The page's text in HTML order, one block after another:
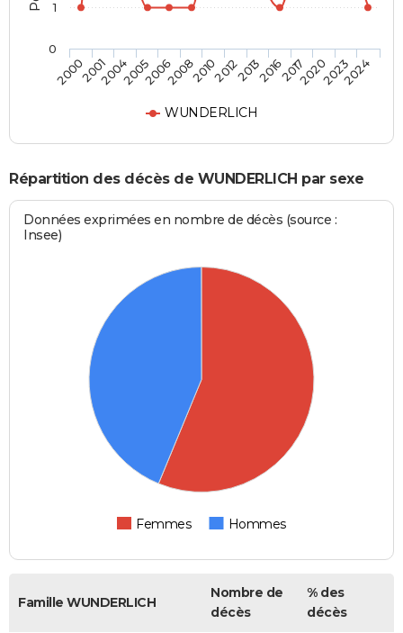
WUNDERLICH
20002001200420052006200820102012201320162017202020232024
0
1
Répartition des décès de WUNDERLICH par sexe
Données exprimées en nombre de décès (source :
Insee)
Femmes Hommes
Famille WUNDERLICH
Nombre de
décès
% des
décès